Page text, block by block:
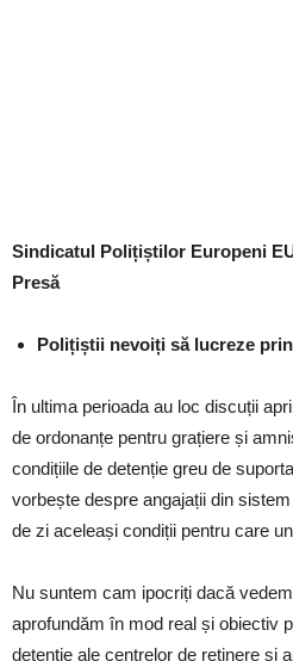
Sindicatul Polițiștilor Europeni
Presă
Polițiștii nevoiți să lucreze
În ultima perioada au loc discuții
de ordonanțe pentru grațiere și
condițiile de detenție greu de
vorbește despre angajații din
de zi aceleași condiții pentru care
Nu suntem cam ipocriți dacă
aprofundăm în mod real și obiectiv
detenție ale centrelor de reținere și